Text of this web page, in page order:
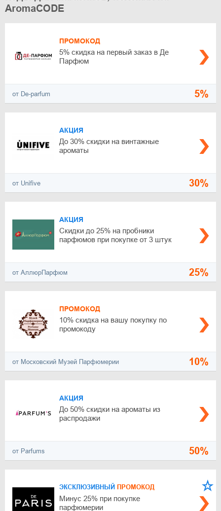
AromaCODE
ПРОМОКОД
5% скидка на первый заказ в Де
Парфюм
от De-parfum 5%
АКЦИЯ
До 30% скидки на винтажные
ароматы
от Unifive 30%
АКЦИЯ
Скидки до 25% на пробники
парфюмов при покупке от 3 штук
от АллюрПарфюм 25%
ПРОМОКОД
10% скидка на вашу покупку по
промокоду
от Московский Музей Парфюмерии 10%
АКЦИЯ
До 50% скидки на ароматы из
распродажи
от Parfums 50%
ЭКСКЛЮЗИВНЫЙ ПРОМОКОД
Минус 25% при покупке
парфюмерии